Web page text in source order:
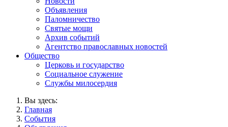
Объявления
Паломничество
Святые мощи
Архив событий
Агентство православных новостей
Общество
Церковь и государство
Социальное служение
Службы милосердия
Вы здесь:
Главная
События